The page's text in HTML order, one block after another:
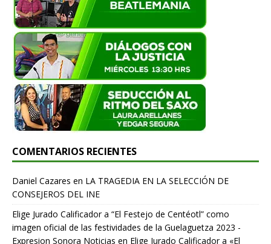
COMENTARIOS RECIENTES
Daniel Cazares en LA TRAGEDIA EN LA SELECCIÓN DE
CONSEJEROS DEL INE
Elige Jurado Calificador a “El Festejo de Centéotl” como
imagen oficial de las festividades de la Guelaguetza 2023 -
Expresion Sonora Noticias en Elige Jurado Calificador a «El